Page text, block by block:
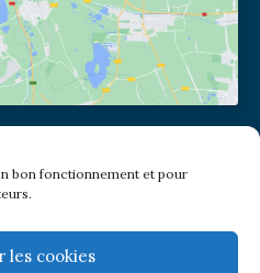
bon fonctionnement et pour
les cookies